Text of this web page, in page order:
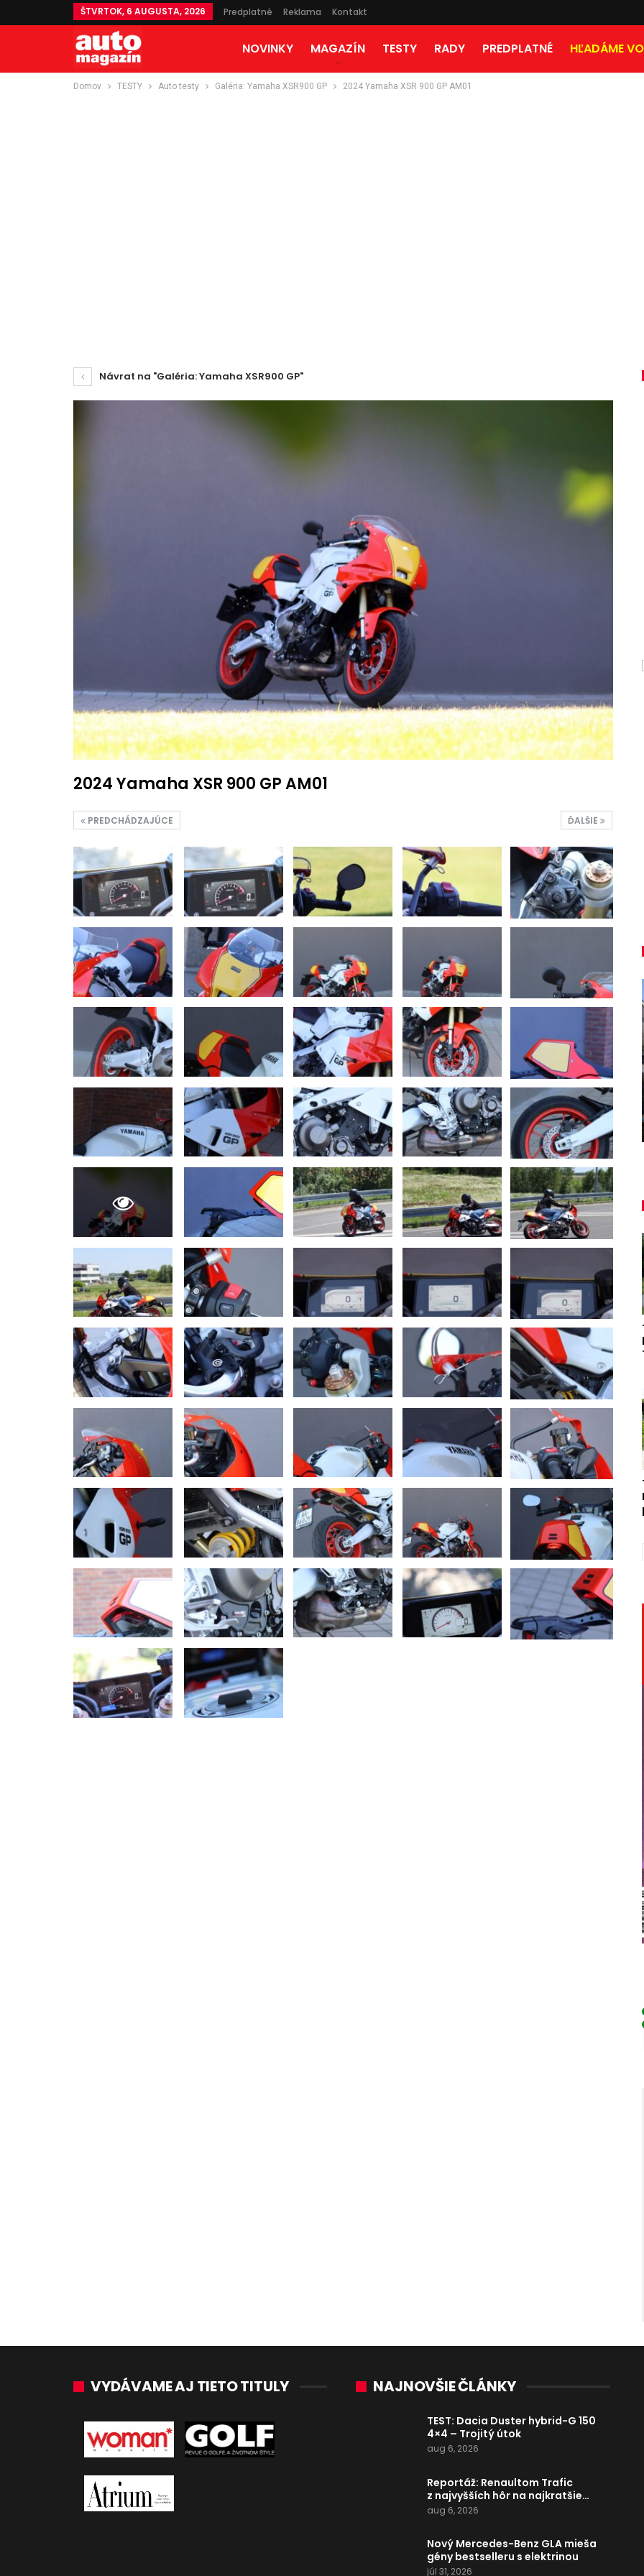
ŠTVRTOK, 6 AUGUSTA, 2026 Predplatné Reklama Kontakt
NOVINKY MAGAZÍN TESTY RADY PREDPLATNÉ HĽADÁME
Domov TESTY Auto testy Galéria: Yamaha XSR900 GP 2024 Yamaha XSR 900 GP AM01
Návrat na "Galéria: Yamaha XSR900 GP"
2024 Yamaha XSR 900 GP AM01
ĎALŠIE
PREDCHÁDZAJÚCE
AUTO TESTY
TEST: Ford Kuga Hybrid má veľký
2,5-litrový motor. Pôjde to…
Peter varga júl 31, 2026 0
AUTO TESTY
TEST: Dacia Duster hybrid-G 150
4×4 – Trojitý útok
Daniel Balucha aug 6, 2026 0
VYDÁVAME AJ TIETO TITULY NAJNOVŠIE ČLÁNKY
TEST: Dacia Duster hybrid-G 150
4×4 – Trojitý útok
aug 6, 2026
Reportáž: Renaultom Trafic
z najvyšších hôr na najkratšie…
aug 6, 2026
Nový Mercedes-Benz GLA mieša
gény bestselleru s elektrinou
júl 31, 2026